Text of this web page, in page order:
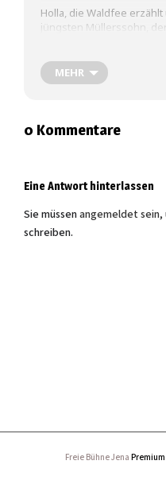
Holla, die Waldfee
jüngsten Müllerssohn,
Spiel: Kristine Stahl
Regie: Anna Fülle
Foto: Torsten Biehl
MEHR
0 Kommentare
Eine Antwort hinterlassen
Sie müssenangemeldet sein,
schreiben.
Freie Bühne Jena Premium